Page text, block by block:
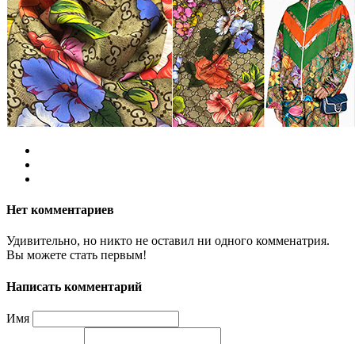
Нет комментариев
Удивительно, но никто не оставил ни одного комменатрия.
Вы можете стать первым!
Написать комментарий
Имя